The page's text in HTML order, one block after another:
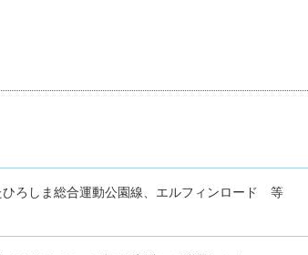
ろしま総合運動公園線、エルフィンロード 等